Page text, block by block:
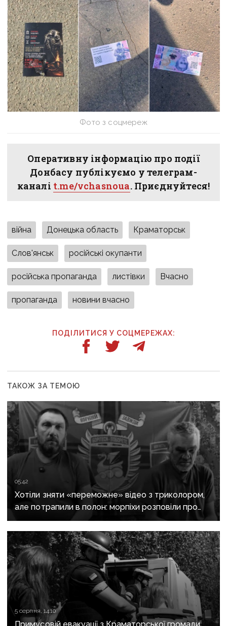
Фото з соцмереж
Оперативну інформацію про події
Донбасу публікуємо у телеграм-
каналі t.me/vchasnoua. Приєднуйтеся!
війна Донецька область Краматорськ
Слов'янськ російські окупанти
російська пропаганда листівки Вчасно
пропаганда новини вчасно
ПОДІЛИТИСЯ У СОЦМЕРЕЖАХ:
ТАКОЖ ЗА ТЕМОЮ
05:42
Хотіли зняти «переможне» відео з триколором,
але потрапили в полон: морпіхи розповіли про
провалену ІПСО росіян на Донеччині
5 серпня, 14:10